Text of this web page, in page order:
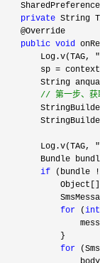
private String
    @Override
public void
        Log.v(TAG,
        sp
=
String
// 第一步、
        Log.v(TAG,
Bundle
if (bundle
for (int
            }
for